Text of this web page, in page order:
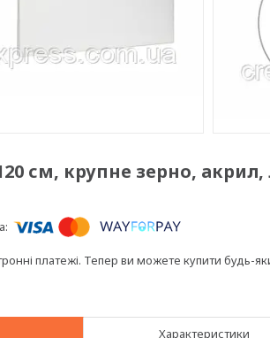
см, крупне зерно,
платежі. Тепер ви можете купити будь-
Характеристики